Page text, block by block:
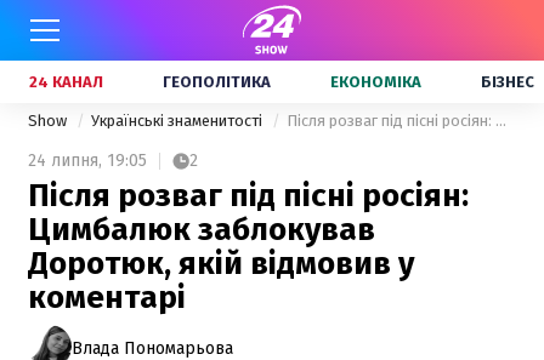
24 КАНАЛ ГЕОПОЛІТИКА ЕКОНОМІКА БІЗНЕС
Show Українські знаменитості Після розваг під пісні росіян: Цимбалюк заблокував Доротюк, якій відмовив у коментарі
24 липня, 19:05 2
Після розваг під пісні росіян:
Цимбалюк заблокував
Доротюк, якій відмовив у
коментарі
Влада Пономарьова